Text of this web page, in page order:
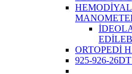
ORTOPEDİ
925-926-